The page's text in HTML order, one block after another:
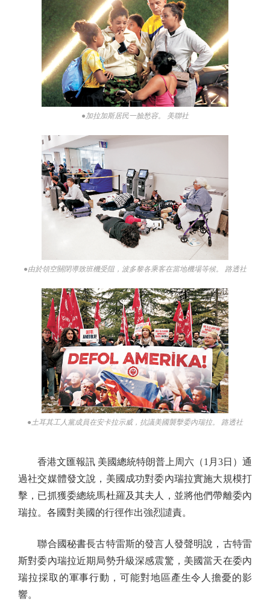
●加拉加斯居民一臉愁容。 美聯社
●由於領空關閉導致班機受阻，波多黎各乘客在當地機場等候。 路透社
●土耳其工人黨成員在安卡拉示威，抗議美國襲擊委內瑞拉。 路透社
香港文匯報訊 美國總統特朗普上周六（1月3日）通
過社交媒體發文說，美國成功對委內瑞拉實施大規模打
擊，已抓獲委總統馬杜羅及其夫人，並將他們帶離委內
瑞拉。各國對美國的行徑作出強烈譴責。
聯合國秘書長古特雷斯的發言人發聲明說，古特雷
斯對委內瑞拉近期局勢升級深感震驚，美國當天在委內
瑞拉採取的軍事行動，可能對地區產生令人擔憂的影
響。